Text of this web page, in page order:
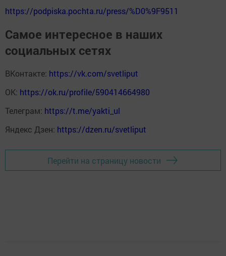
https://podpiska.pochta.ru/press/%D0%9F9511
Самое интересное в наших
социальных сетях
ВКонтакте: https://vk.com/svetliput
ОК: https://ok.ru/profile/590414664980
Телеграм: https://t.me/yakti_ul
Яндекс Дзен: https://dzen.ru/svetliput
Перейти на страницу новости